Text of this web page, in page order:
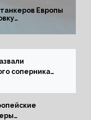
Европы
соперника